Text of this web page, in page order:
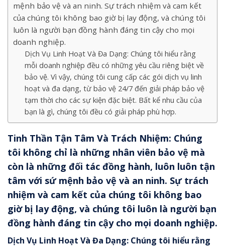
mệnh bảo vệ và an ninh. Sự trách nhiệm và cam kết
của chúng tôi không bao giờ bị lay động, và chúng tôi
luôn là người bạn đồng hành đáng tin cậy cho mọi
doanh nghiệp.
Dịch Vụ Linh Hoạt Và Đa Dạng: Chúng tôi hiểu rằng
mỗi doanh nghiệp đều có những yêu cầu riêng biệt về
bảo vệ. Vì vậy, chúng tôi cung cấp các gói dịch vụ linh
hoạt và đa dạng, từ bảo vệ 24/7 đến giải pháp bảo vệ
tạm thời cho các sự kiện đặc biệt. Bất kể nhu cầu của
bạn là gì, chúng tôi đều có giải pháp phù hợp.
Tinh Thần Tận Tâm Và Trách Nhiệm: Chúng
tôi không chỉ là những nhân viên bảo vệ mà
còn là những đối tác đồng hành, luôn luôn tận
tâm với sứ mệnh bảo vệ và an ninh. Sự trách
nhiệm và cam kết của chúng tôi không bao
giờ bị lay động, và chúng tôi luôn là người bạn
đồng hành đáng tin cậy cho mọi doanh nghiệp.
Dịch Vụ Linh Hoạt Và Đa Dạng: Chúng tôi hiểu rằng